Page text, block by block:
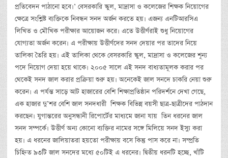
প্রতিবেদন পাঠানো হবে।’ বেসরকারি স্কুল, মাদ্রাসা ও কলেজের শিক্ষক নিয়োগের
ক্ষেত্রে সংশ্লিষ্ট ব্যক্তিকে নিবন্ধন সনদ অর্জন করতে হয়। এজন্য এনটিআরসিএ
লিখিত ও মৌখিক পরীক্ষার আয়োজন করে। এতে উত্তীর্ণরাই শুধু নিয়োগের
যোগ্যতা অর্জন করেন। এ পরীক্ষায় উত্তীর্ণদের সনদ দেয়ার পর তাদের নিয়ে
তালিকা তৈরি হয়। এই তালিকা থেকে বেসরকারি স্কুল, মাদ্রাসা ও কলেজের শূন্য
পদে নিয়োগ দেয়া হয়ে থাকে। ২০০৫ সালে এই সনদ বাধ্যতামূলক করার পর
থেকেই সনদ জাল করার প্রক্রিয়া শুরু হয়। অনেকেই জাল সনদে চাকরি নেয়া শুরু
করেন। এ পর্যন্ত সাড়ে আট হাজারের বেশি শিক্ষাপ্রতিষ্ঠান পরিদর্শনে দেখা গেছে,
এক হাজার দু’শর বেশি জাল সনদধারী শিক্ষক বিভিন্ন বয়সী ছাত্র-ছাত্রীদের পাঠদান
করছেন। যুগান্তরের অনুসন্ধানী রিপোর্টের মাধ্যমে জানা যায় তিন ধরনের জাল
সনদ সম্পর্কে। উত্তীর্ণ অন্য কোনো ব্যক্তির নামের সঙ্গে মিলিয়ে সনদ ইস্যু করা
হয়। এ ধরনের জালিয়াতরা হয়তো পরীক্ষায় বসে কিন্তু পাস করে না। সম্প্রতি
চিহ্নিত ৯৩টি জাল সনদের মধ্যে ৫০টিই এ ধরনের। দ্বিতীয় ধরনটি হচ্ছে, খাঁটি